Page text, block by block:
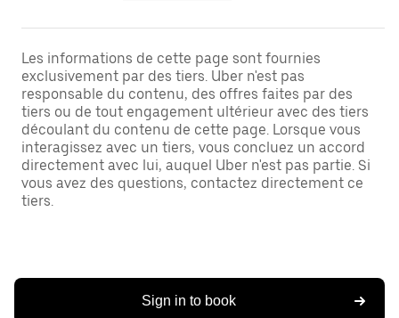
Les informations de cette page sont fournies
exclusivement par des tiers. Uber n'est pas
responsable du contenu, des offres faites par des
tiers ou de tout engagement ultérieur avec des tiers
découlant du contenu de cette page. Lorsque vous
interagissez avec un tiers, vous concluez un accord
directement avec lui, auquel Uber n'est pas partie. Si
vous avez des questions, contactez directement ce
tiers.
Sign in to book